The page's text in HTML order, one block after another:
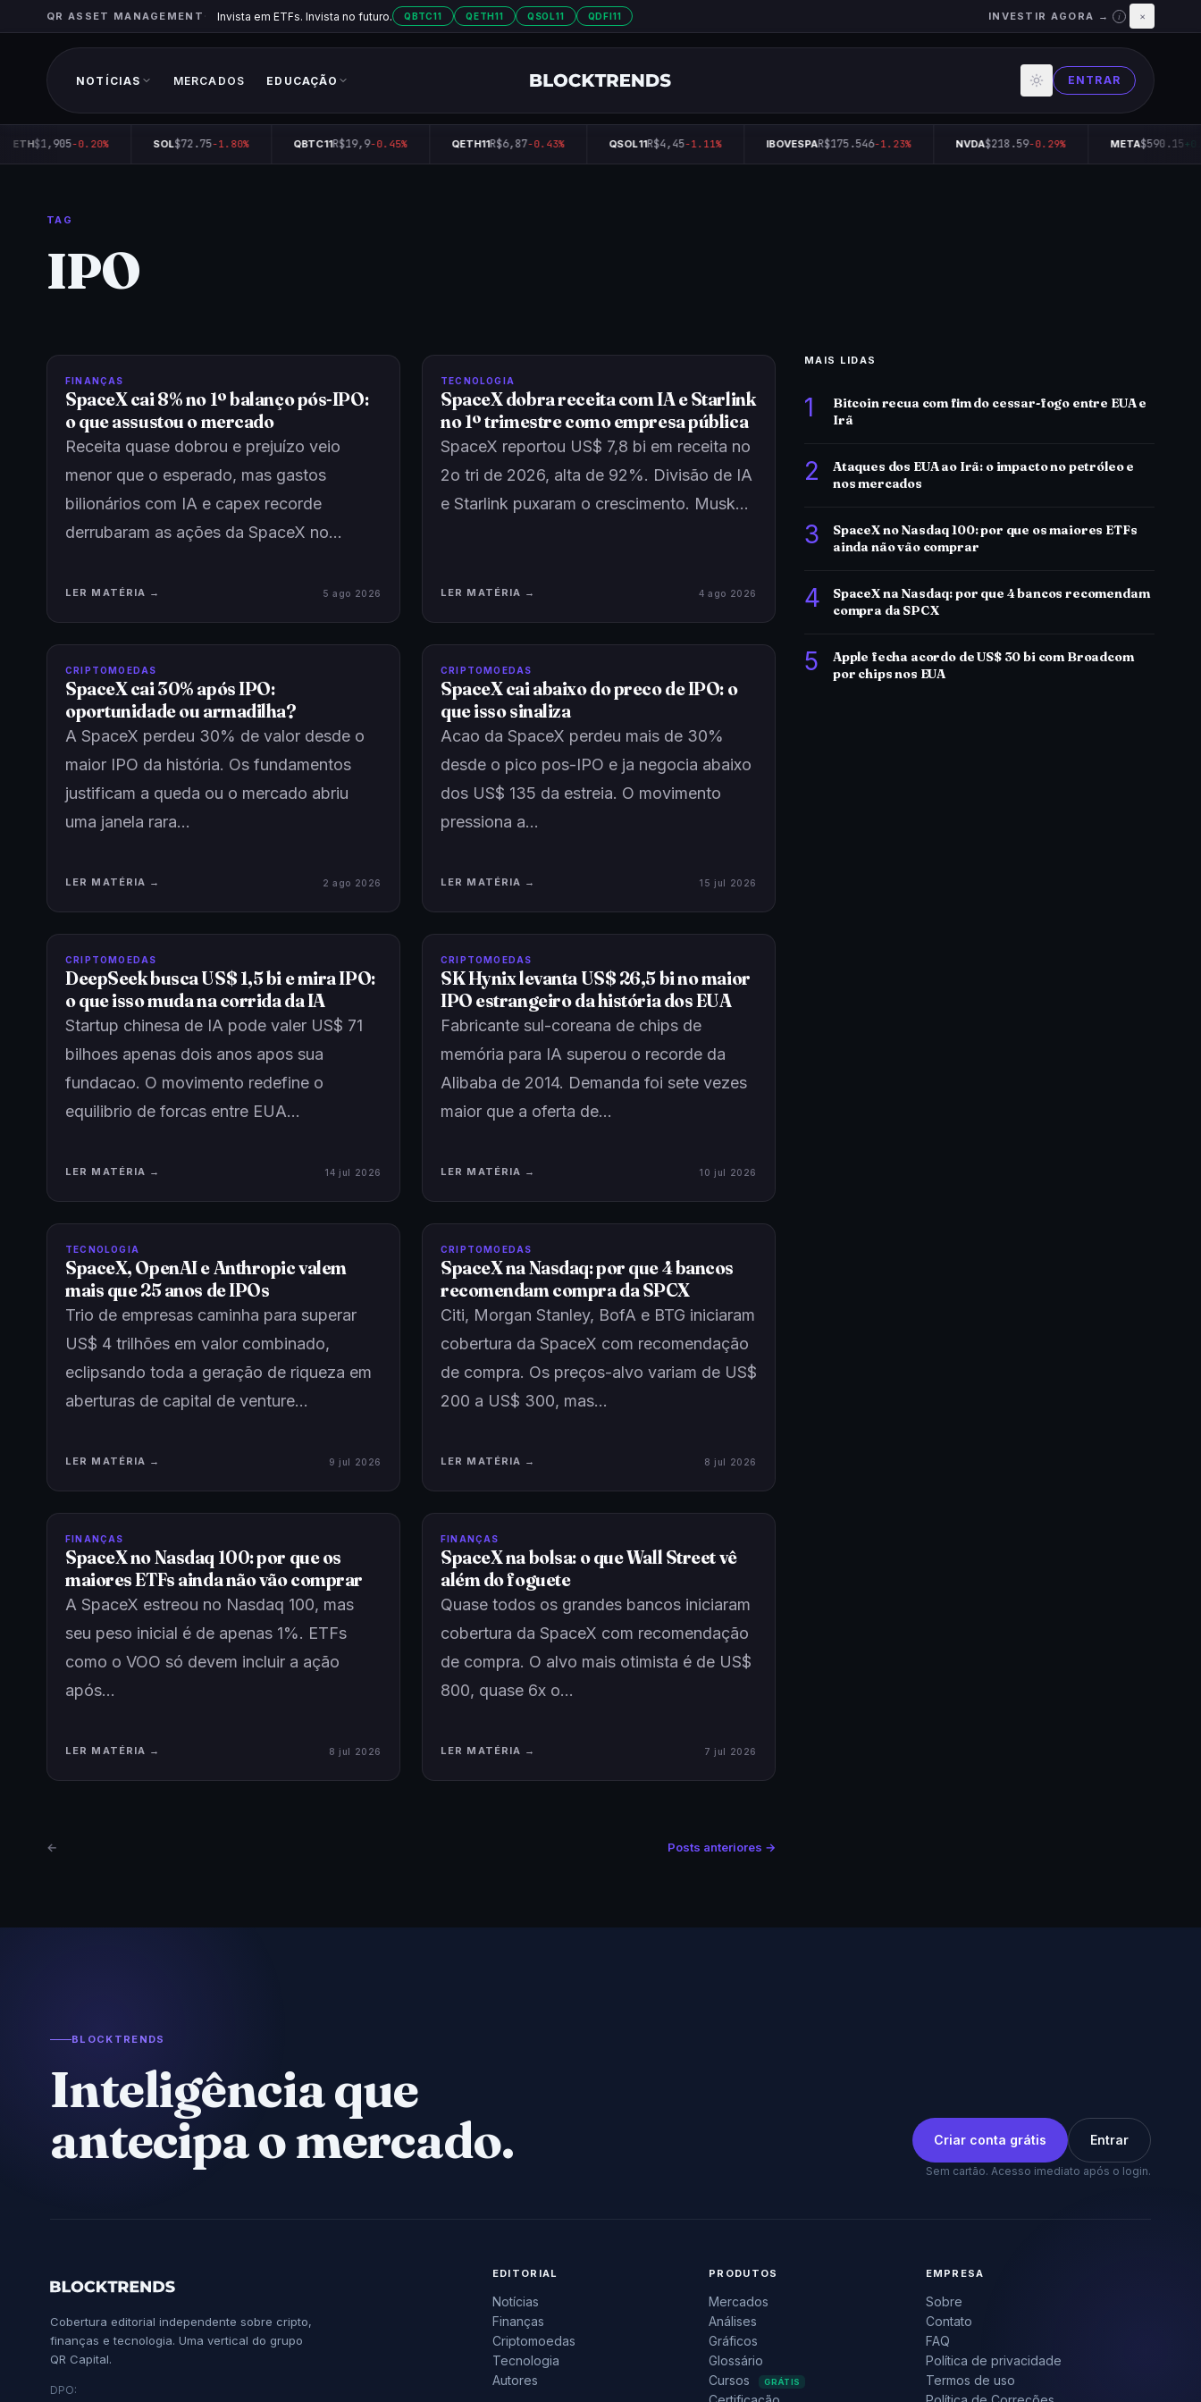
QR ASSET MANAGEMENT Invista em ETFs. Invista no futuro. QBTC11 QETH11 QSOL11 QDFI11 INVESTIR AGORA → i ×
NOTÍCIAS MERCADOS EDUCAÇÃO ENTRAR
ETH$1,905-0.20% SOL$72.75-1.80% QBTC11R$19,9-0.45% QETH11R$6,87-0.43% QSOL11R$4,45-1.11% IBOVESPAR$175.546-1.23% NVDA$218.59-0.29% META$590.15
TAG
IPO
FINANÇAS
SpaceX cai 8% no 1º balanço pós-IPO:
o que assustou o mercado
Receita quase dobrou e prejuízo veio
menor que o esperado, mas gastos
bilionários com IA e capex recorde
derrubaram as ações da SpaceX no…
LER MATÉRIA → 5 ago 2026
TECNOLOGIA
SpaceX dobra receita com IA e Starlink
no 1º trimestre como empresa pública
SpaceX reportou US$ 7,8 bi em receita no
2o tri de 2026, alta de 92%. Divisão de IA
e Starlink puxaram o crescimento. Musk…
LER MATÉRIA → 4 ago 2026
CRIPTOMOEDAS
SpaceX cai 30% após IPO:
oportunidade ou armadilha?
A SpaceX perdeu 30% de valor desde o
maior IPO da história. Os fundamentos
justificam a queda ou o mercado abriu
uma janela rara…
LER MATÉRIA → 2 ago 2026
CRIPTOMOEDAS
SpaceX cai abaixo do preco de IPO: o
que isso sinaliza
Acao da SpaceX perdeu mais de 30%
desde o pico pos-IPO e ja negocia abaixo
dos US$ 135 da estreia. O movimento
pressiona a…
LER MATÉRIA → 15 jul 2026
CRIPTOMOEDAS
DeepSeek busca US$ 1,5 bi e mira IPO:
o que isso muda na corrida da IA
Startup chinesa de IA pode valer US$ 71
bilhoes apenas dois anos apos sua
fundacao. O movimento redefine o
equilibrio de forcas entre EUA…
LER MATÉRIA → 14 jul 2026
CRIPTOMOEDAS
SK Hynix levanta US$ 26,5 bi no maior
IPO estrangeiro da história dos EUA
Fabricante sul-coreana de chips de
memória para IA superou o recorde da
Alibaba de 2014. Demanda foi sete vezes
maior que a oferta de…
LER MATÉRIA → 10 jul 2026
TECNOLOGIA
SpaceX, OpenAI e Anthropic valem
mais que 25 anos de IPOs
Trio de empresas caminha para superar
US$ 4 trilhões em valor combinado,
eclipsando toda a geração de riqueza em
aberturas de capital de venture…
LER MATÉRIA → 9 jul 2026
CRIPTOMOEDAS
SpaceX na Nasdaq: por que 4 bancos
recomendam compra da SPCX
Citi, Morgan Stanley, BofA e BTG iniciaram
cobertura da SpaceX com recomendação
de compra. Os preços-alvo variam de US$
200 a US$ 300, mas…
LER MATÉRIA → 8 jul 2026
FINANÇAS
SpaceX no Nasdaq 100: por que os
maiores ETFs ainda não vão comprar
A SpaceX estreou no Nasdaq 100, mas
seu peso inicial é de apenas 1%. ETFs
como o VOO só devem incluir a ação
após…
LER MATÉRIA → 8 jul 2026
FINANÇAS
SpaceX na bolsa: o que Wall Street vê
além do foguete
Quase todos os grandes bancos iniciaram
cobertura da SpaceX com recomendação
de compra. O alvo mais otimista é de US$
800, quase 6x o…
LER MATÉRIA → 7 jul 2026
← Posts anteriores →
MAIS LIDAS
1
Bitcoin recua com fim do cessar-fogo entre EUA e
Irã
2
Ataques dos EUA ao Irã: o impacto no petróleo e
nos mercados
3
SpaceX no Nasdaq 100: por que os maiores ETFs
ainda não vão comprar
4
SpaceX na Nasdaq: por que 4 bancos recomendam
compra da SPCX
5
Apple fecha acordo de US$ 30 bi com Broadcom
por chips nos EUA
BLOCKTRENDS
Inteligência que
antecipa o mercado.
Criar conta grátis Entrar
Sem cartão. Acesso imediato após o login.
Cobertura editorial independente sobre cripto,
finanças e tecnologia. Uma vertical do grupo
QR Capital.
DPO:
EDITORIAL
Notícias
Finanças
Criptomoedas
Tecnologia
Autores
PRODUTOS
Mercados
Análises
Gráficos
Glossário
Cursos
GRÁTIS
EMPRESA
Sobre
Contato
FAQ
Política de privacidade
Termos de uso